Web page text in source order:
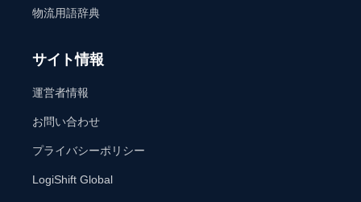
物流用語辞典
サイト情報
運営者情報
お問い合わせ
プライバシーポリシー
LogiShift Global